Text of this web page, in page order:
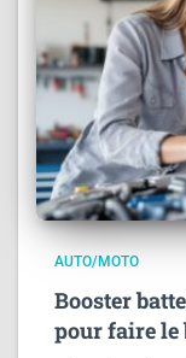
AUTO/MOTO
Booster
pour faire le